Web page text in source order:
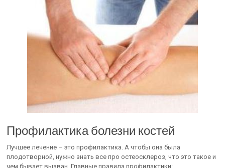
Профилактика болезни костей
Лучшее лечение – это профилактика. А чтобы она была
плодотворной, нужно знать все про остеосклероз, что это такое и
чем бывает вызван. Главные правила профилактики: